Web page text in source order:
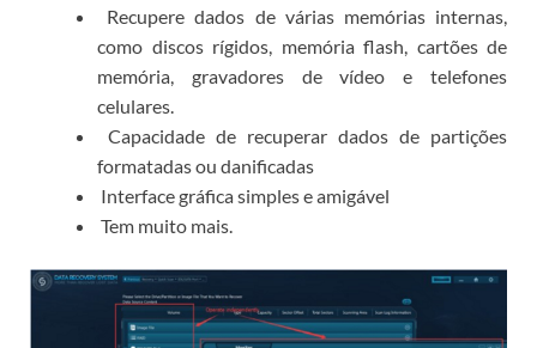
Recupere dados de várias memórias internas,
como discos rígidos, memória flash, cartões de
memória, gravadores de vídeo e telefones
celulares.
Capacidade de recuperar dados de partições
formatadas ou danificadas
Interface gráfica simples e amigável
Tem muito mais.